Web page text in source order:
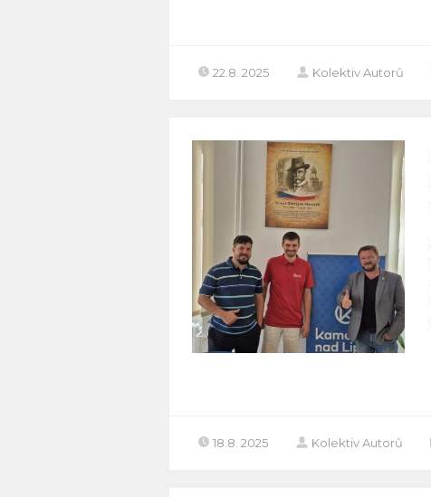
22.8. 2025 Kolektiv Autorů
18.8. 2025 Kolektiv Autorů